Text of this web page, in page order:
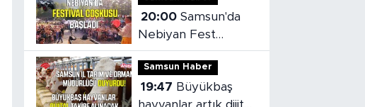
20:00 Samsun'da
Nebiyan Fest
Başladı
Samsun Haber
19:47